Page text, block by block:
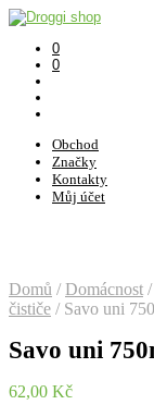
0
0
Obchod
Značky
Kontakty
Můj účet
Domů / Domácnost /
čističe /Savo uni
Savo uni
62,00 Kč